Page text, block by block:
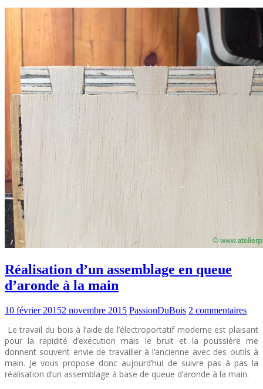
Réalisation d’un assemblage en queue
d’aronde à la main
10 février 20152 novembre 2015 PassionDuBois 2 commentaires
Le travail du bois à l’aide de l’électroportatif moderne est plaisant
pour la rapidité d’exécution mais le bruit et la poussière me
donnent souvent envie de travailler à l’ancienne avec des outils à
main. Je vous propose donc aujourd’hui de suivre pas à pas la
réalisation d’un assemblage à base de queue d’aronde à la main.